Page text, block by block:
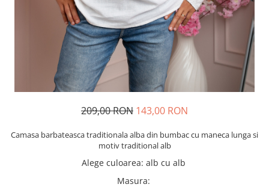
209,00 RON 143,00 RON
Camasa barbateasca traditionala alba din bumbac cu maneca lunga si
motiv traditional alb
Alege culoarea: alb cu alb
Masura: